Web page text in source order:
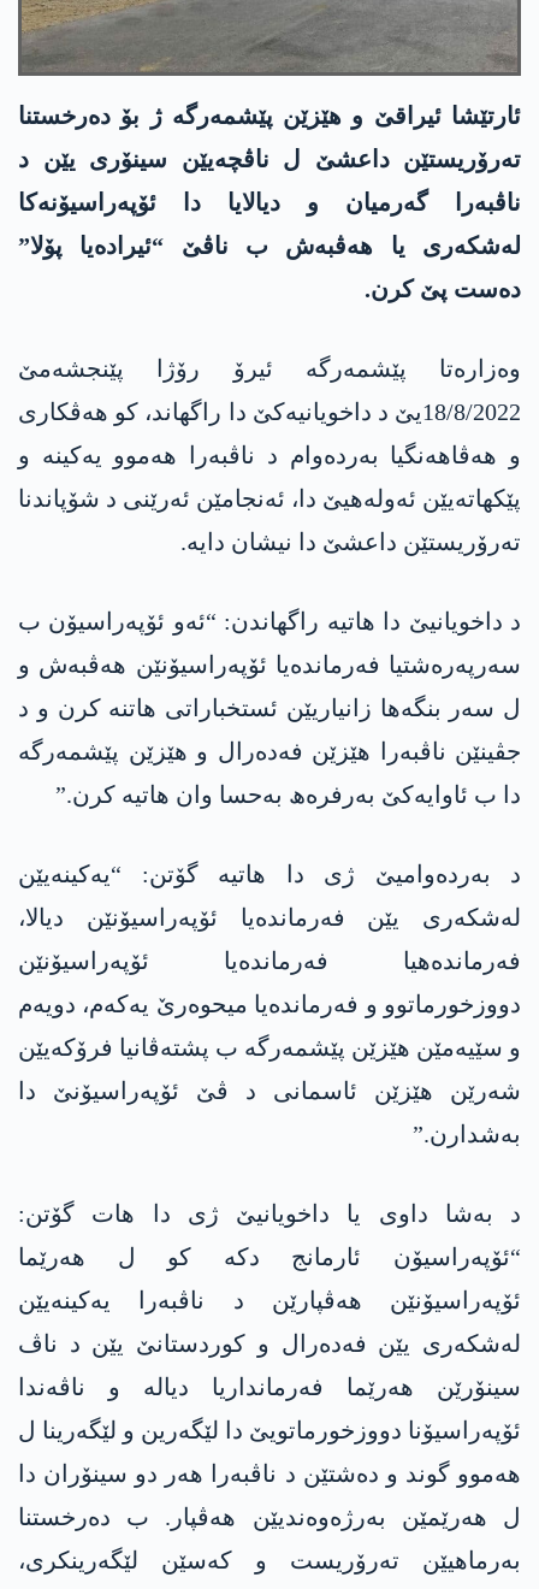
ئارتێشا ئیراقێ و ھێزێن پێشمەرگە ژ بۆ دەرخستنا
تەرۆریستێن داعشێ ل ناڤچەیێن سینۆری یێن د
ناڤبەرا گەرمیان و دیالایا دا ئۆپەراسیۆنەکا
لەشکەری یا ھەڤبەش ب ناڤێ “ئیرادەیا پۆلا”
دەست پێ کرن.
وەزارەتا پێشمەرگە ئیرۆ رۆژا پێنجشەمێ
18/8/2022یێ د داخویانیەکێ دا راگھاند، کو ھەڤکاری
و ھەڤاھەنگیا بەردەوام د ناڤبەرا ھەموو یەکینە و
پێکھاتەیێن ئەولەھیێ دا، ئەنجامێن ئەرێنی د شۆپاندنا
تەرۆریستێن داعشێ دا نیشان دایە.
د داخویانیێ دا ھاتیە راگھاندن: “ئەو ئۆپەراسیۆن ب
سەرپەرەشتیا فەرماندەیا ئۆپەراسیۆنێن ھەڤبەش و
ل سەر بنگەھا زانیاریێن ئستخباراتی ھاتنە کرن و د
جڤینێن ناڤبەرا ھێزێن فەدەرال و ھێزێن پێشمەرگە
دا ب ئاوایەکێ بەرفرەھ بەحسا وان ھاتیە کرن.”
د بەردەوامیێ ژی دا ھاتیە گۆتن: “یەکینەیێن
لەشکەری یێن فەرماندەیا ئۆپەراسیۆنێن دیالا،
فەرماندەھیا فەرماندەیا ئۆپەراسیۆنێن
دووزخورماتوو و فەرماندەیا میحوەرێ یەکەم، دویەم
و سێیەمێن ھێزێن پێشمەرگە ب پشتەڤانیا فرۆکەیێن
شەرێن ھێزێن ئاسمانی د ڤێ ئۆپەراسیۆنێ دا
بەشدارن.”
د بەشا داوی یا داخویانیێ ژی دا ھات گۆتن:
“ئۆپەراسیۆن ئارمانج دکە کو ل ھەرێما
ئۆپەراسیۆنێن ھەڤپارێن د ناڤبەرا یەکینەیێن
لەشکەری یێن فەدەرال و کوردستانێ یێن د ناڤ
سینۆرێن ھەرێما فەرمانداریا دیالە و ناڤەندا
ئۆپەراسیۆنا دووزخورماتویێ دا لێگەرین و لێگەرینا ل
ھەموو گوند و دەشتێن د ناڤبەرا ھەر دو سینۆران دا
ل ھەرێمێن بەرژەوەندیێن ھەڤپار. ب دەرخستنا
بەرماھیێن تەرۆریست و کەسێن لێگەرینکری،